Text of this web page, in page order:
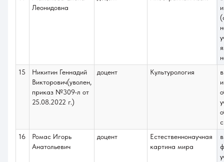
Леонидовна
15
Никитин Геннадий
Викторович(уволен,
приказ №309-л от
25.08.2022 г.)
доцент Культурология
16
Ромас Игорь
Анатольевич
доцент
Естественнонаучная
картина мира